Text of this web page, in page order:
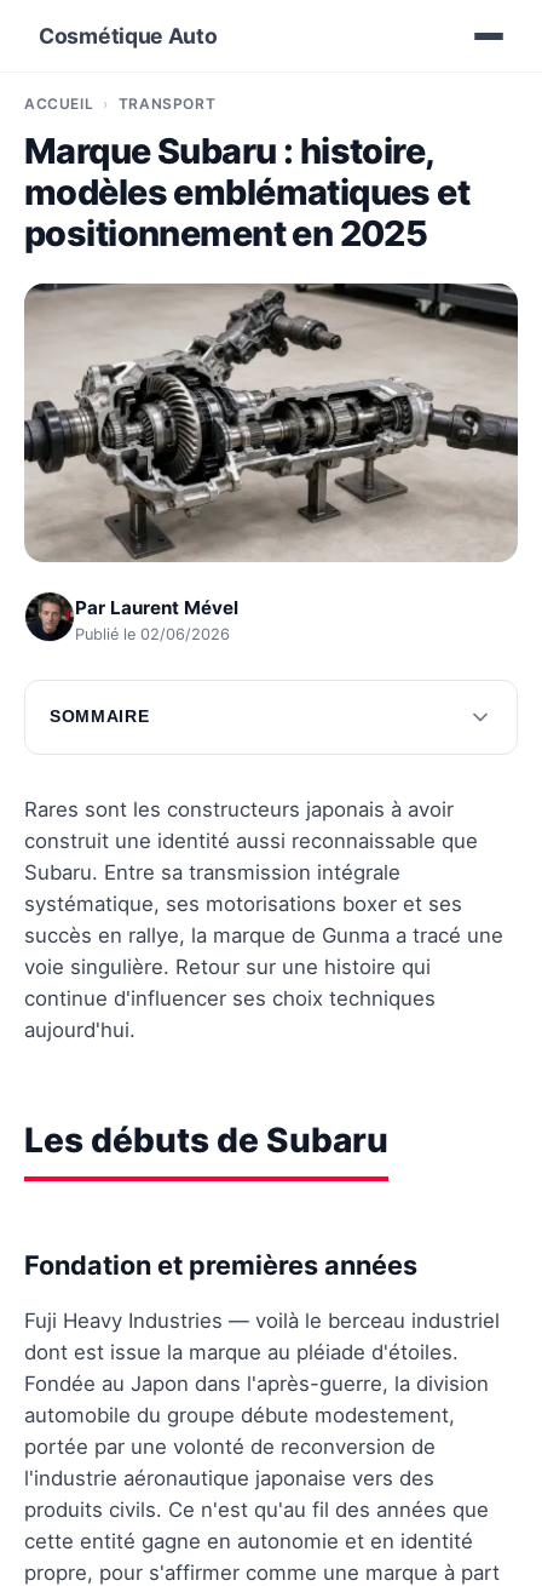
Cosmétique Auto
ACCUEIL TRANSPORT
Marque Subaru : histoire,
modèles emblématiques et
positionnement en 2025
Par Laurent Mével
Publié le 02/06/2026
SOMMAIRE
Les débuts de Subaru
Modèles emblématiques de Subaru
Technologies innovantes de Subaru
Positionnement de Subaru en 2025
Subaru et ses concurrents
Questions fréquentes
Rares sont les constructeurs japonais à avoir
construit une identité aussi reconnaissable que
Subaru. Entre sa transmission intégrale
systématique, ses motorisations boxer et ses
succès en rallye, la marque de Gunma a tracé une
voie singulière. Retour sur une histoire qui
continue d'influencer ses choix techniques
aujourd'hui.
Les débuts de Subaru
Fondation et premières années
Fuji Heavy Industries — voilà le berceau industriel
dont est issue la marque au pléiade d'étoiles.
Fondée au Japon dans l'après-guerre, la division
automobile du groupe débute modestement,
portée par une volonté de reconversion de
l'industrie aéronautique japonaise vers des
produits civils. Ce n'est qu'au fil des années que
cette entité gagne en autonomie et en identité
propre, pour s'affirmer comme une marque à part